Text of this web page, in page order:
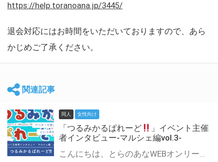
https://help.toranoana.jp/3445/
退会対応にはお時間をいただいておりますので、あら
かじめご了承ください。
関連記事
同人 女性向け
「つるみかるぱれーど
」イベント主催
者インタビュー-マルシェ編vol.3-
こんにちは、とらのあなWEBオンリー運営スタッフです。 新たにお届けする、イベント主催者インタビュー-マルシェ編-は、 とらのあなWEBオンリー「マルシェ」をご利用した主催様に 「マルシェ」を使って開催した感想や心がけをお聞きする企画です。 今回は、WEBオンリー初開催「つるみかるぱれーど